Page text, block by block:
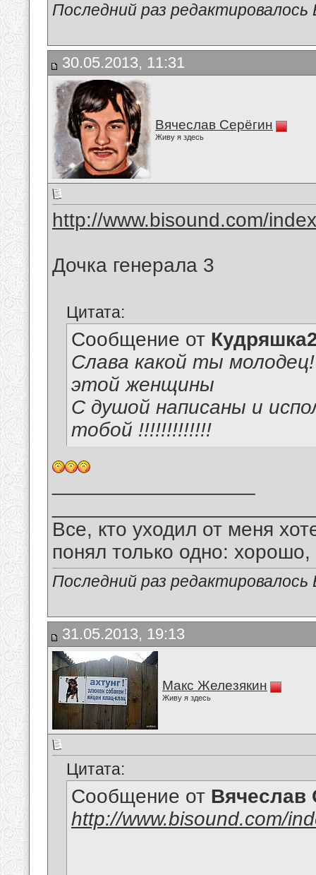
Последний раз
30.05.2013, 11:31
Вячеслав Серёгин
Живу я здесь
http://www.bisound.com/
Дочка генерала 3
Цитата:
Сообщение от
Слава какой ты
этой женщины
С душой написаны и
тобой !!!!!!!!!!!!!
Все, кто уходил от меня
понял только одно:
Последний раз
31.05.2013, 19:13
Макс Железякин
Живу я здесь
Цитата:
Сообщение от Вячеслав
http://www.bisound.com/